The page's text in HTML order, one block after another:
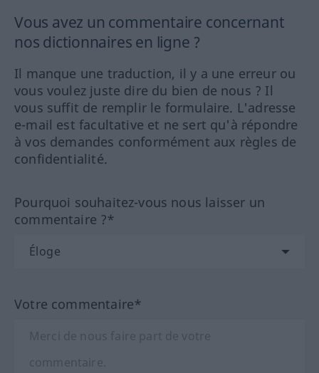
Vous avez un commentaire concernant
nos dictionnaires en ligne ?
Il manque une traduction, il y a une erreur ou
vous voulez juste dire du bien de nous ? Il
vous suffit de remplir le formulaire. L'adresse
e-mail est facultative et ne sert qu'à répondre
à vos demandes conformément aux règles de
confidentialité.
Pourquoi souhaitez-vous nous laisser un
commentaire ?*
Votre commentaire*